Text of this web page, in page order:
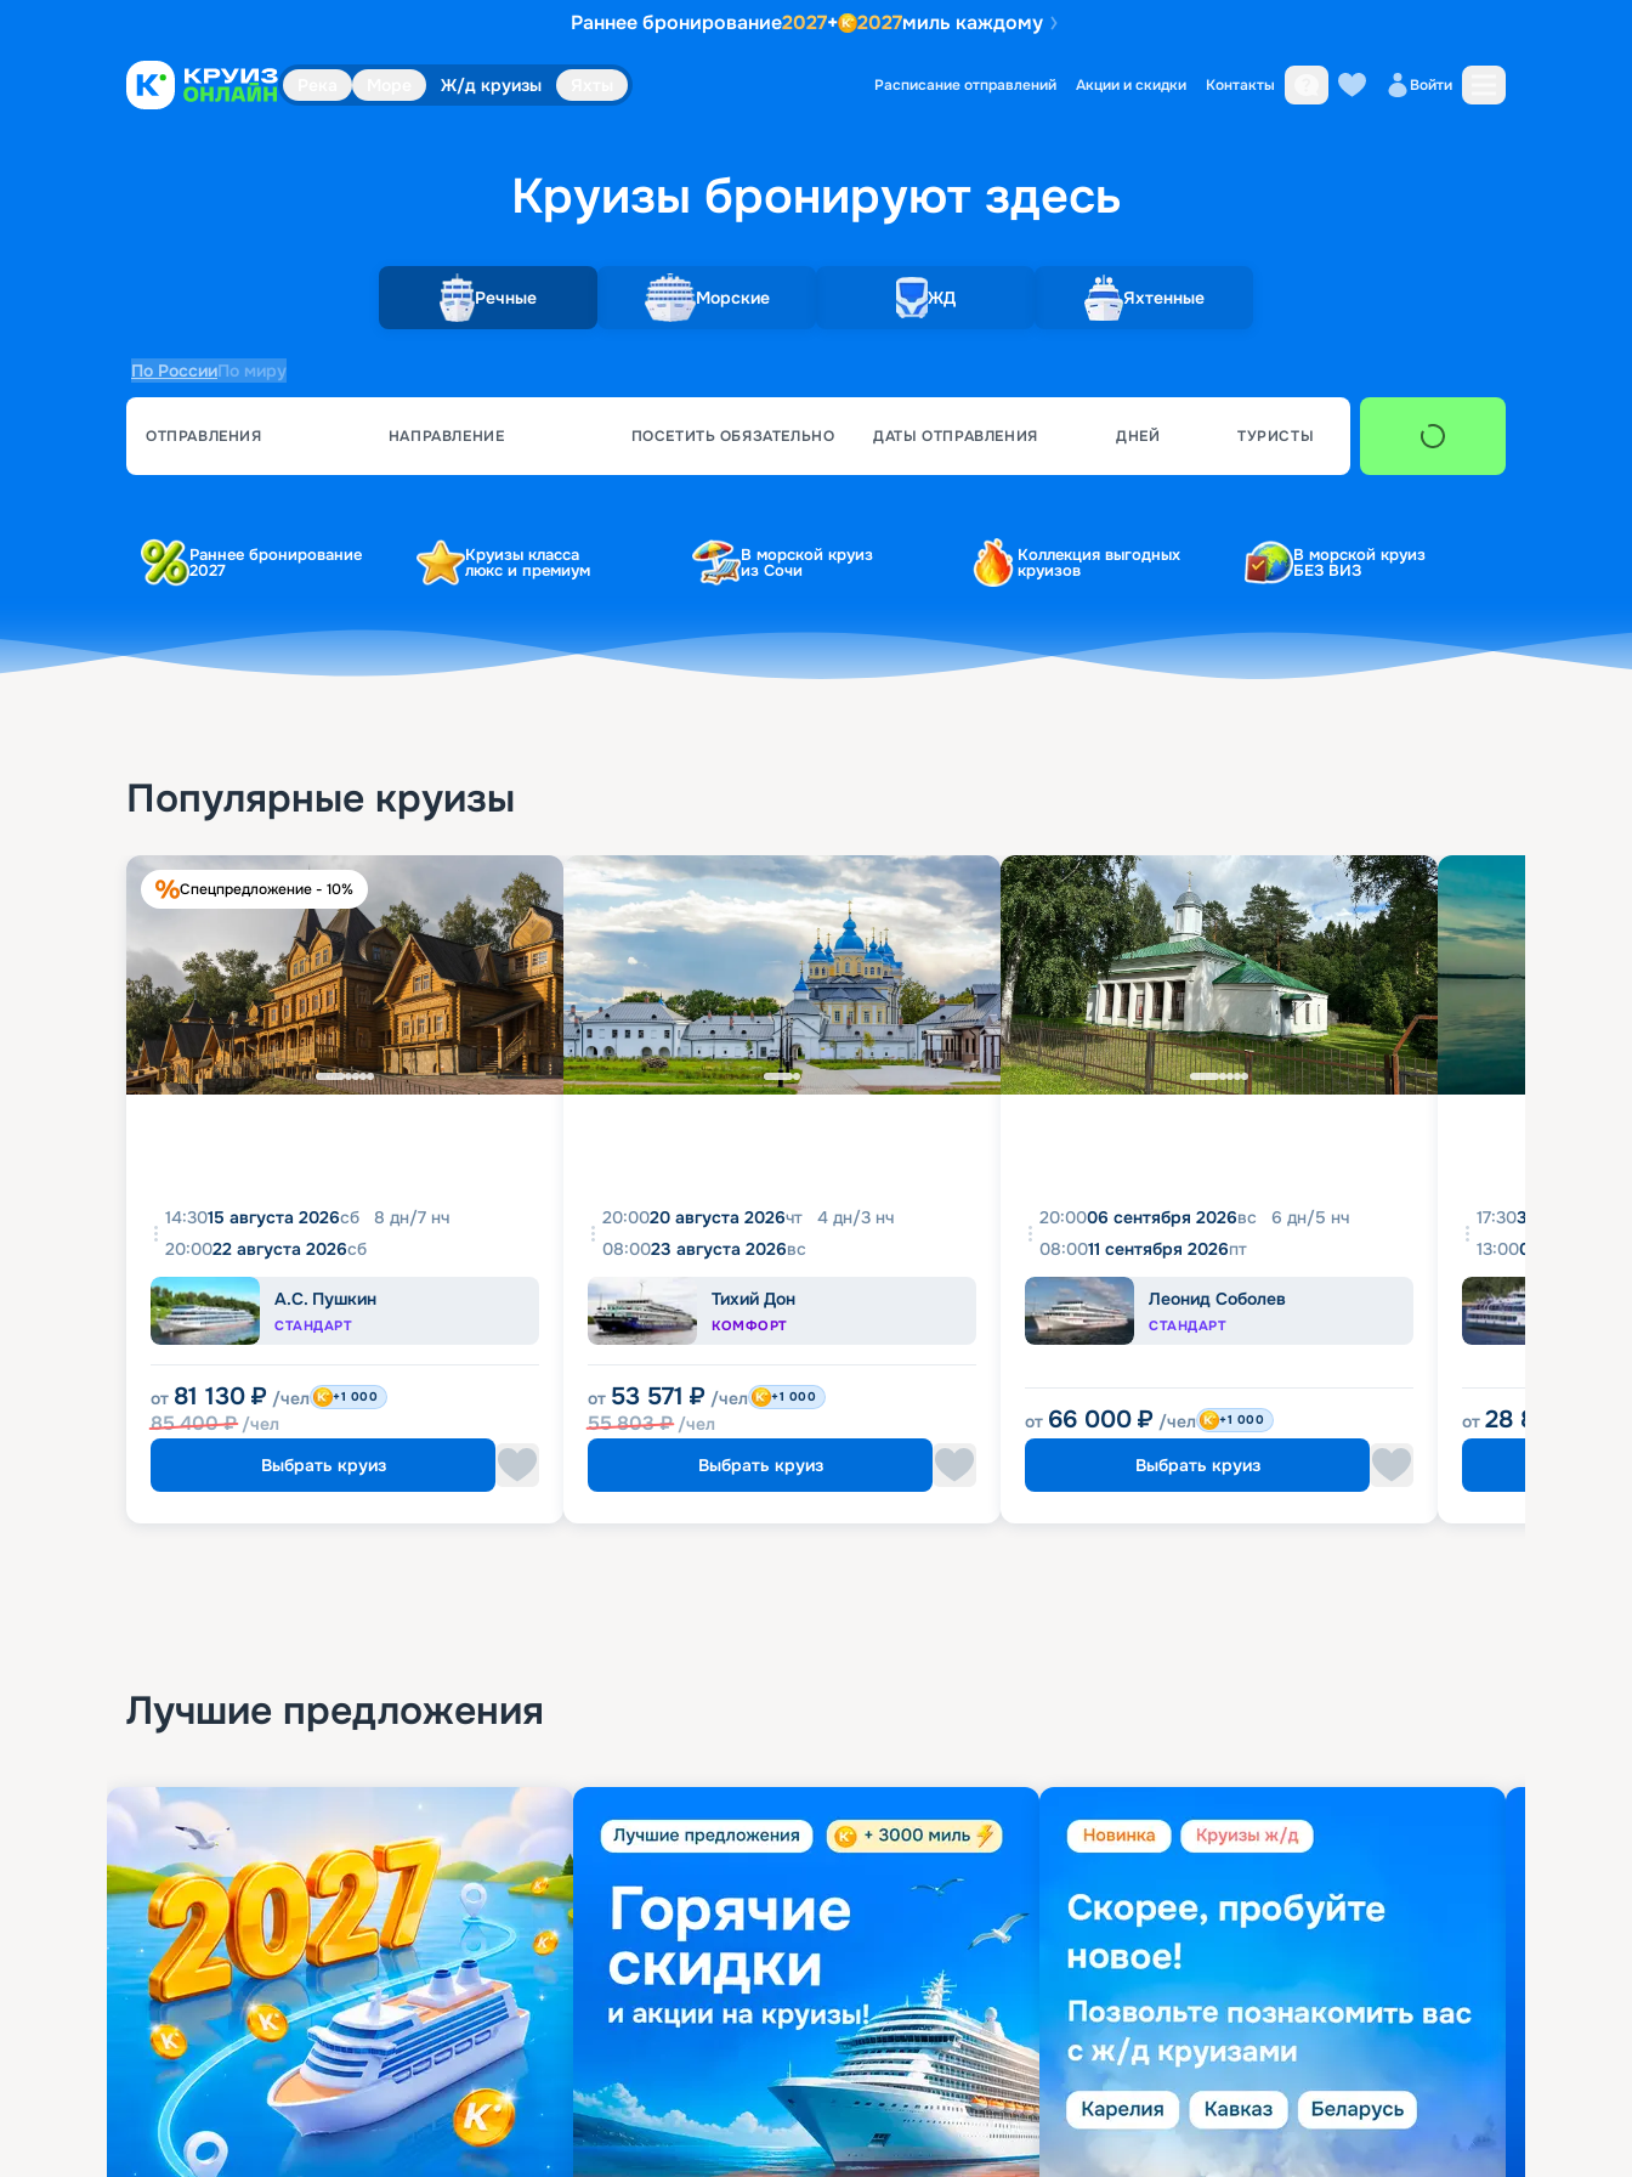
Раннее бронирование2027+ 2027миль каждому
Ж/д круизы Расписание отправлений Акции и скидки Контакты Войти
Круизы бронируютздесь
Речные Морские ЖД Яхтенные
По РоссииПо миру
ОТПРАВЛЕНИЯ НАПРАВЛЕНИЕ ПОСЕТИТЬ ОБЯЗАТЕЛЬНО ДАТЫ ОТПРАВЛЕНИЯ ДНЕЙ ТУРИСТЫ
Раннее бронирование
2027
Круизы класса
люкс и премиум
В морской круиз
из Сочи
Коллекция выгодных
круизов
В морской круиз
БЕЗ ВИЗ
Популярные круизы
Спецпредложение - 10%
14:3015 августа 2026сб 8 дн/7 нч
20:0022 августа 2026сб
А.С. Пушкин
СТАНДАРТ
от 81 130 ₽ /чел
85 400₽ /чел
+1 000
Выбрать круиз
20:0020 августа 2026чт 4 дн/3 нч
08:0023 августа 2026вс
Тихий Дон
КОМФОРТ
от 53 571 ₽ /чел
55 803₽ /чел
+1 000
Выбрать круиз
20:0006 сентября 2026вс 6 дн/5 нч
08:0011 сентября 2026пт
Леонид Соболев
СТАНДАРТ
от 66 000 ₽ /чел +1 000
Выбрать круиз
17:3031 августа
13:0004 сентября
от 28 800
Лучшие предложения